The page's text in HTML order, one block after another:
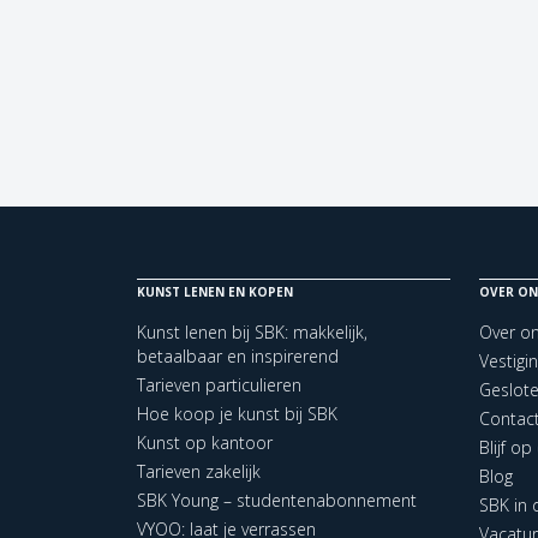
KUNST LENEN EN KOPEN
Kunst lenen bij SBK: makkelijk,
betaalbaar en inspirerend
Tarieven particulieren
Hoe koop je kunst bij SBK
Kunst op kantoor
Tarieven zakelijk
SBK Young – studentenabonnement
VYOO: laat je verrassen
OVER
Over
Blijf op
Blog
SBK in